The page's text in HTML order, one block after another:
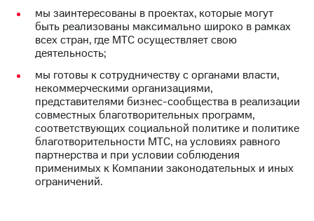
"МТС"
Собрания
акционеров
Личный
кабинет
акционера
Акционерный
капитал
Контроль
и
аудит
Рынок
акций
мы заинтересованы в проектах, которые могут
быть реализованы максимально широко в рамках
всех стран, где МТС осуществляет свою
деятельность;
мы готовы к сотрудничеству с органами власти,
некоммерческими организациями,
представителями бизнес-сообщества в реализации
совместных благотворительных программ,
соответствующих социальной политике и политике
благотворительности МТС, на условиях равного
партнерства и при условии соблюдения
применимых к Компании законодательных и иных
ограничений.